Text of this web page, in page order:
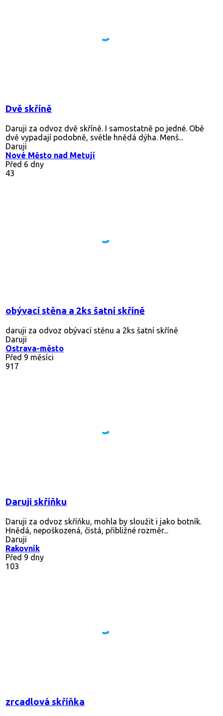
Dvě skříně
Daruji za odvoz dvě skříně. I samostatně po jedné. Obě
dvě vypadají podobně, světle hnědá dýha. Menš...
Daruji
Nové Město nad Metují
Před 6 dny
43
obývací stěna a 2ks šatní skříně
daruji za odvoz obývací stěnu a 2ks šatní skříně
Daruji
Ostrava-město
Před 9 měsíci
917
Daruji skříňku
Daruji za odvoz skříňku, mohla by sloužit i jako botník.
Hnědá, nepoškozená, čistá, přibližné rozměr...
Daruji
Rakovník
Před 9 dny
103
zrcadlová skříňka